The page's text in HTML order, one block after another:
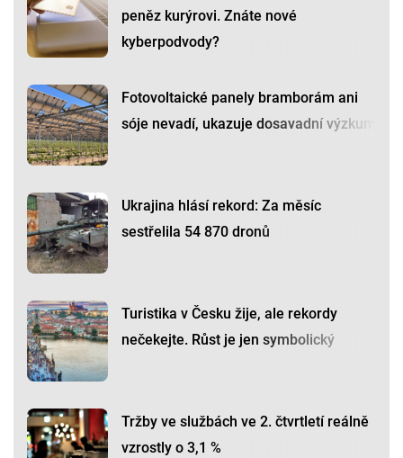
peněz kurýrovi. Znáte nové
kyberpodvody?
Fotovoltaické panely bramborám ani
sóje nevadí, ukazuje dosavadní výzkum
Ukrajina hlásí rekord: Za měsíc
sestřelila 54 870 dronů
Turistika v Česku žije, ale rekordy
nečekejte. Růst je jen symbolický
Tržby ve službách ve 2. čtvrtletí reálně
vzrostly o 3,1 %